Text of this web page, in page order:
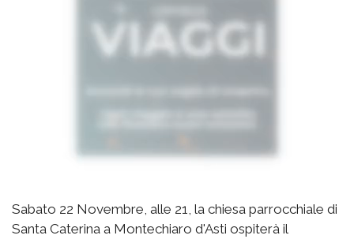
Sabato 22 Novembre, alle 21, la chiesa parrocchiale di
Santa Caterina a Montechiaro d'Asti ospiterà il